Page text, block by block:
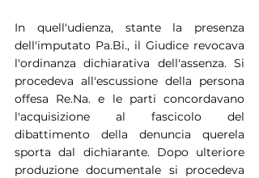
In quell'udienza, stante la presenza
dell'imputato Pa.Bi., il Giudice revocava
l'ordinanza dichiarativa dell'assenza. Si
procedeva all'escussione della persona
offesa Re.Na. e le parti concordavano
l'acquisizione al fascicolo del
dibattimento della denuncia querela
sporta dal dichiarante. Dopo ulteriore
produzione documentale si procedeva